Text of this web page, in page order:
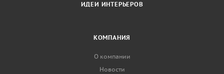
ИДЕИ ИНТЕРЬЕРОВ
КОМПАНИЯ
О компании
Новости